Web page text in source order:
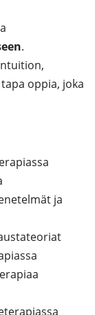
.
oppia, joka
ja